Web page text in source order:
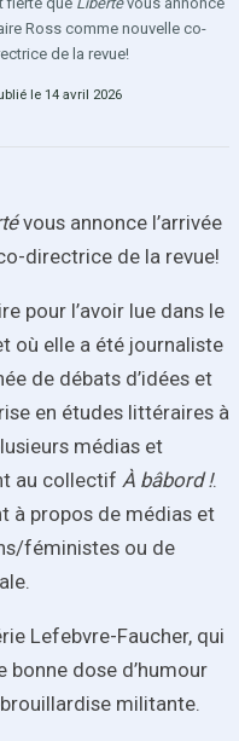
Ross comme nouvelle co-
de la revue!
le 14 avril 2026
vous annonce l’arrivée
directrice de la revue!
pour l’avoir lue dans le
où elle a été journaliste
de débats d’idées et
en études littéraires à
médias et
au collectif À bâbord !.
à propos de médias et
féministes ou de
Lefebvre-Faucher, qui
bonne dose d’humour
militante.